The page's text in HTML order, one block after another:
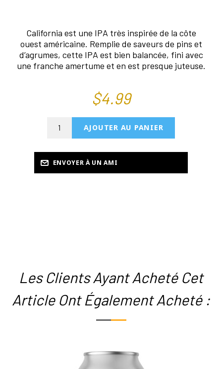
California est une IPA très inspirée de la côte
ouest américaine. Remplie de saveurs de pins et
d’agrumes, cette IPA est bien balancée, fini avec
une franche amertume et en est presque juteuse.
$4.99
Les Clients Ayant Acheté Cet
Article Ont Également Acheté :